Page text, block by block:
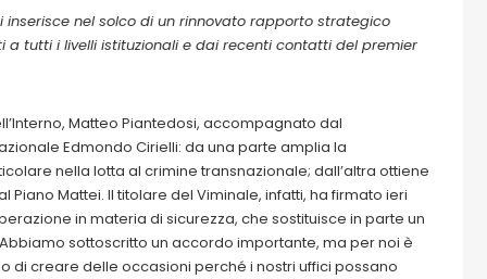
inserisce nel solco di un rinnovato rapporto strategico
tutti i livelli istituzionali e dai recenti contatti del premier
Matteo Piantedosi, accompagnato dal
Edmondo Cirielli: da una parte amplia la
nella lotta al crimine transnazionale; dall’altra ottiene
Mattei. Il titolare del Viminale, infatti, ha firmato ieri
in materia di sicurezza, che sostituisce in parte un
sottoscritto un accordo importante, ma per noi è
di creare delle occasioni perché i nostri uffici possano